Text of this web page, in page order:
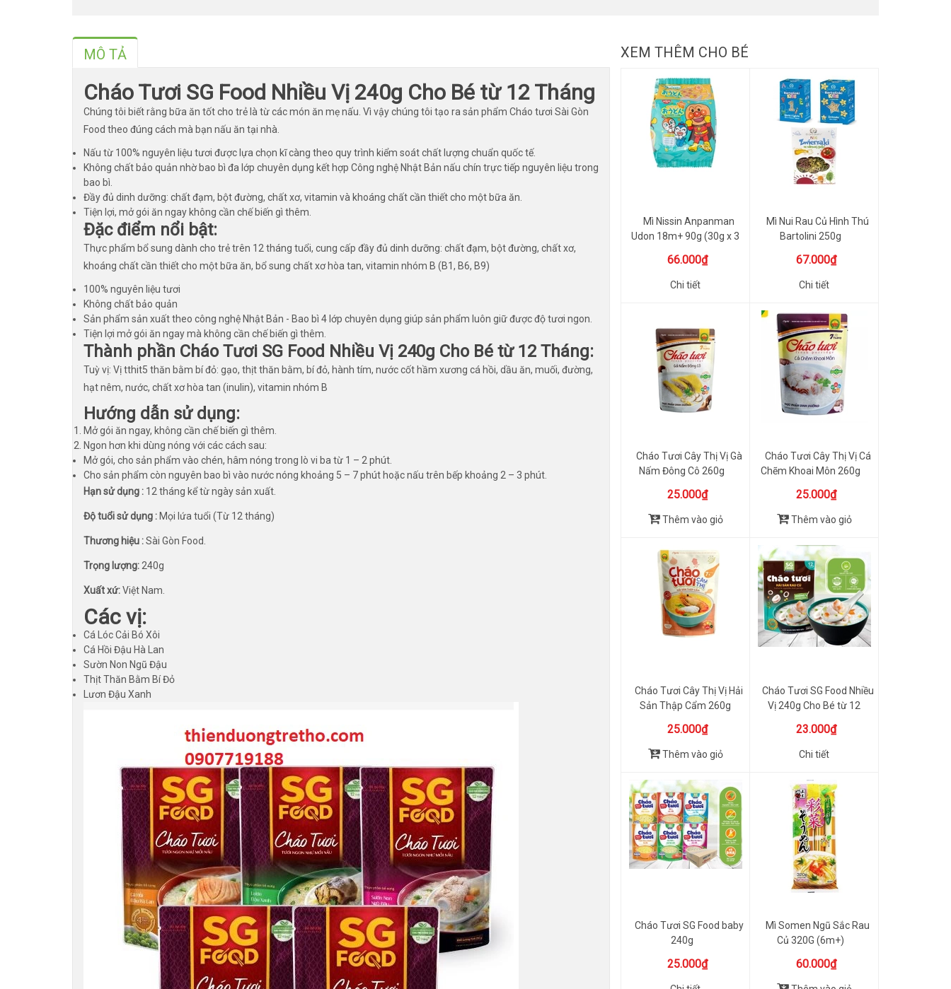
MÔ TẢ
Cháo Tươi SG Food Nhiều Vị 240g Cho Bé từ 12 Tháng
Chúng tôi biết rằng bữa ăn tốt cho trẻ là từ các món ăn mẹ nấu. Vì vậy chúng tôi tạo ra sản phẩm Cháo tươi Sài Gòn
Food theo đúng cách mà bạn nấu ăn tại nhà.
Nấu từ 100% nguyên liệu tươi được lựa chọn kĩ càng theo quy trình kiểm soát chất lượng chuẩn quốc tế.
Không chất bảo quản nhờ bao bì đa lớp chuyên dụng kết hợp Công nghệ Nhật Bản nấu chín trực tiếp nguyên liệu trong
bao bì.
Đầy đủ dinh dưỡng: chất đạm, bột đường, chất xơ, vitamin và khoáng chất cần thiết cho một bữa ăn.
Tiện lợi, mở gói ăn ngay không cần chế biến gì thêm.
Đặc điểm nổi bật:
Thực phẩm bổ sung dành cho trẻ trên 12 tháng tuổi, cung cấp đầy đủ dinh dưỡng: chất đạm, bột đường, chất xơ,
khoáng chất cần thiết cho một bữa ăn, bổ sung chất xơ hòa tan, vitamin nhóm B (B1, B6, B9)
100% nguyên liệu tươi
Không chất bảo quản
Sản phẩm sản xuất theo công nghệ Nhật Bản - Bao bì 4 lớp chuyên dụng giúp sản phẩm luôn giữ được độ tươi ngon.
Tiện lợi mở gói ăn ngay mà không cần chế biến gì thêm.
Thành phần Cháo Tươi SG Food Nhiều Vị 240g Cho Bé từ 12 Tháng:
Tuỳ vị: Vị tthit5 thăn bằm bí đỏ: gạo, thịt thăn bằm, bí đỏ, hành tím, nước cốt hầm xương cá hồi, dầu ăn, muối, đường,
hạt nêm, nước, chất xơ hòa tan (inulin), vitamin nhóm B
Hướng dẫn sử dụng:
Mở gói ăn ngay, không cần chế biến gì thêm.
Ngon hơn khi dùng nóng với các cách sau:
Mở gói, cho sản phẩm vào chén, hâm nóng trong lò vi ba từ 1 – 2 phút.
Cho sản phẩm còn nguyên bao bì vào nước nóng khoảng 5 – 7 phút hoặc nấu trên bếp khoảng 2 – 3 phút.
Hạn sử dụng : 12 tháng kể từ ngày sản xuất.
Độ tuổi sử dụng :Mọi lứa tuổi (Từ 12 tháng)
Thương hiệu :Sài Gòn Food.
Trọng lượng: 240g
Xuất xứ:Việt Nam.
Các vị:
Cá Lóc Cải Bó Xôi
Cá Hồi Đậu Hà Lan
Sườn Non Ngũ Đậu
Thịt Thăn Bằm Bí Đỏ
Lươn Đậu Xanh
XEM THÊM CHO BÉ
Mì Nissin Anpanman
Udon 18m+ 90g (30g x 3
66.000₫
Chi tiết
Mì Nui Rau Củ Hình Thú
Bartolini 250g
67.000₫
Chi tiết
Cháo Tươi Cây Thị Vị Gà
Nấm Đông Cô 260g
25.000₫
Thêm vào giỏ
Cháo Tươi Cây Thị Vị Cá
Chẽm Khoai Môn 260g
25.000₫
Thêm vào giỏ
Cháo Tươi Cây Thị Vị Hải
Sản Thập Cẩm 260g
25.000₫
Thêm vào giỏ
Cháo Tươi SG Food Nhiều
Vị 240g Cho Bé từ 12
23.000₫
Chi tiết
Cháo Tươi SG Food baby
240g
25.000₫
Mì Somen Ngũ Sắc Rau
Củ 320G (6m+)
60.000₫